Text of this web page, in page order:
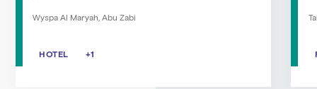
Wyspa Al Maryah, Abu Zabi
HOTEL TELEWIZJA KABLOWA/SATELITARNA
HOTEL +1